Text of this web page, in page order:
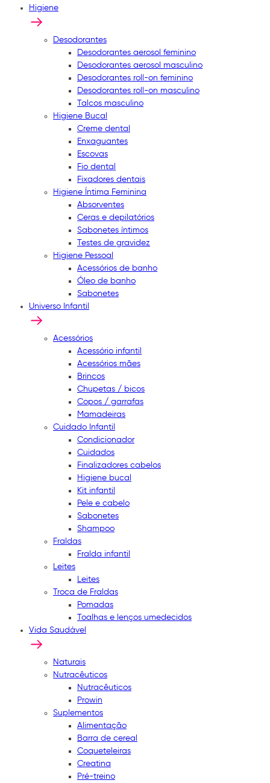
Higiene
Desodorantes
Desodorantes aerosol feminino
Desodorantes aerosol masculino
Desodorantes roll-on feminino
Desodorantes roll-on masculino
Talcos masculino
Higiene Bucal
Creme dental
Enxaguantes
Escovas
Fio dental
Fixadores dentais
Higiene Íntima Feminina
Absorventes
Ceras e depilatórios
Sabonetes íntimos
Testes de gravidez
Higiene Pessoal
Acessórios de banho
Óleo de banho
Sabonetes
Universo Infantil
Acessórios
Acessório infantil
Acessórios mães
Brincos
Chupetas / bicos
Copos / garrafas
Mamadeiras
Cuidado Infantil
Condicionador
Cuidados
Finalizadores cabelos
Higiene bucal
Kit infantil
Pele e cabelo
Sabonetes
Shampoo
Fraldas
Fralda infantil
Leites
Leites
Troca de Fraldas
Pomadas
Toalhas e lenços umedecidos
Vida Saudável
Naturais
Nutracêuticos
Nutracêuticos
Prowin
Suplementos
Alimentação
Barra de cereal
Coqueteleiras
Creatina
Pré-treino